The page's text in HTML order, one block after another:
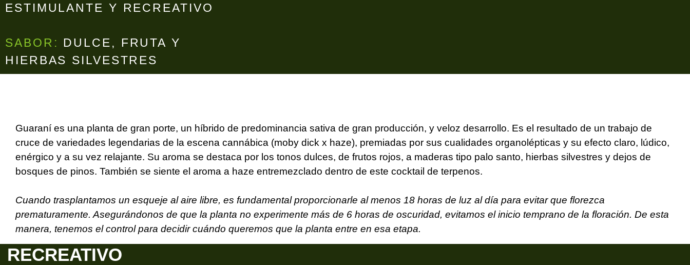
ESTIMULANTE Y RECREATIVO
SABOR: DULCE, FRUTA Y
HIERBAS SILVESTRES
Guaraní es una planta de gran porte, un híbrido de predominancia sativa de gran producción, y veloz desarrollo. Es el resultado de un trabajo de
cruce de variedades legendarias de la escena cannábica (moby dick x haze), premiadas por sus cualidades organolépticas y su efecto claro, lúdico,
enérgico y a su vez relajante. Su aroma se destaca por los tonos dulces, de frutos rojos, a maderas tipo palo santo, hierbas silvestres y dejos de
bosques de pinos. También se siente el aroma a haze entremezclado dentro de este cocktail de terpenos.
Cuando trasplantamos un esqueje al aire libre, es fundamental proporcionarle al menos 18 horas de luz al día para evitar que florezca
prematuramente. Asegurándonos de que la planta no experimente más de 6 horas de oscuridad, evitamos el inicio temprano de la floración. De esta
manera, tenemos el control para decidir cuándo queremos que la planta entre en esa etapa.
RECREATIVO